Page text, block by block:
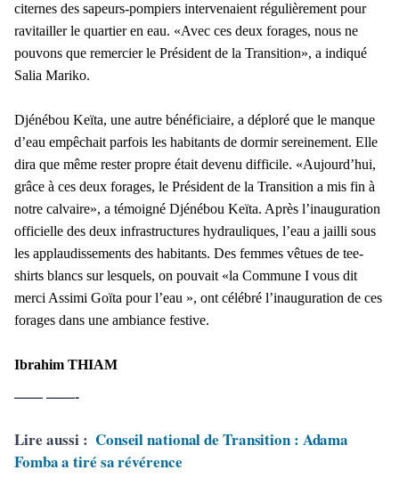
citernes des sapeurs-pompiers intervenaient régulièrement pour
ravitailler le quartier en eau. «Avec ces deux forages, nous ne
pouvons que remercier le Président de la Transition», a indiqué
Salia Mariko.
Djénébou Keïta, une autre bénéficiaire, a déploré que le manque
d’eau empêchait parfois les habitants de dormir sereinement. Elle
dira que même rester propre était devenu difficile. «Aujourd’hui,
grâce à ces deux forages, le Président de la Transition a mis fin à
notre calvaire», a témoigné Djénébou Keïta. Après l’inauguration
officielle des deux infrastructures hydrauliques, l’eau a jailli sous
les applaudissements des habitants. Des femmes vêtues de tee-
shirts blancs sur lesquels, on pouvait «la Commune I vous dit
merci Assimi Goïta pour l’eau », ont célébré l’inauguration de ces
forages dans une ambiance festive.
Ibrahim THIAM
—— ——-
Lire aussi : Conseil national de Transition : Adama
Fomba a tiré sa révérence